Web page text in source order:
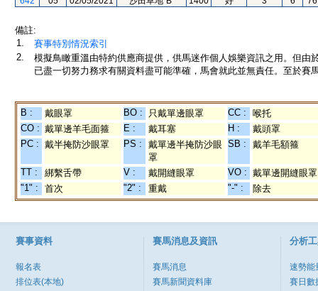
備註:
1.
賽事特別情況索引
2.
模擬鳥瞰重溫由特約供應商提供，供馬迷作個人娛樂資訊之用。但
已盡一切努力務求有關資料盡可能準確，馬會就此並無責任。至於賽
B : 戴眼罩 BO : 只戴單邊眼罩 CC :
喉托
CO : 戴單邊羊毛面箍 E : 戴耳塞 H :
戴頭罩
PC : 戴半掩防沙眼罩 PS :
戴單邊半掩防沙眼
罩
SB : 戴羊毛額箍
TT : 綁繫舌帶 V : 戴開縫眼罩 VO : 戴單邊開縫眼罩
"1" :
首次 "2" : 重戴 "-" : 除去
賽事資料
報名表
排位表(本地)
賽馬消息及資訊
賽馬消息
賽馬新聞資料庫
分析
速勢能
賽日數